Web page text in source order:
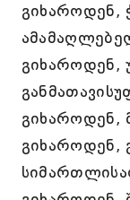
გიხაროდენ,
გიხაროდენ,
გიხაროდენ,
გიხაროდენ,